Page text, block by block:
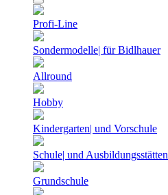
Profi-Line
Sondermodelle| für Bidlhauer
Allround
Hobby
Kindergarten| und Vorschule
Schule| und Ausbildungsstätten
Grundschule